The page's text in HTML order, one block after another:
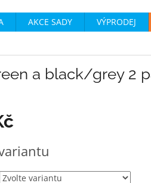
AKCE SADY VÝPRODEJ
a black/grey 2